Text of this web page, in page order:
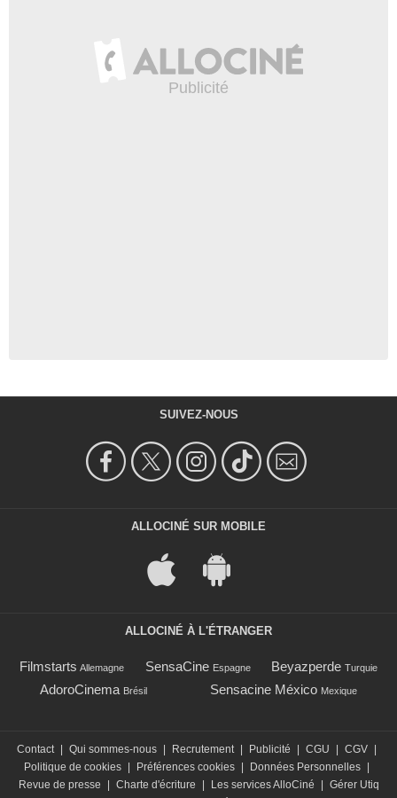
SUIVEZ-NOUS
ALLOCINÉ SUR MOBILE
ALLOCINÉ À L'ÉTRANGER
Filmstarts Allemagne SensaCine Espagne Beyazperde Turquie
AdoroCinema Brésil Sensacine México Mexique
Contact Qui sommes-nous Recrutement Publicité CGU CGV
Politique de cookies
Préférences cookies Données Personnelles
Revue de presse
Charte d'écriture Les services AlloCiné
Gérer Utiq